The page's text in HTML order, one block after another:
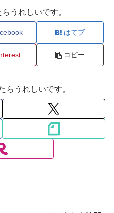
うれしいです。
はてブ
コピー
らうれしいです。